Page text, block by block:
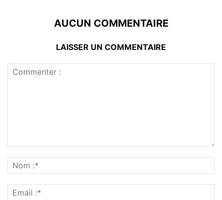
AUCUN COMMENTAIRE
LAISSER UN COMMENTAIRE